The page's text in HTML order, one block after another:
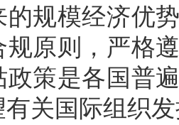
的规模经济优
规原则，严格
政策是各国普
有关国际组织